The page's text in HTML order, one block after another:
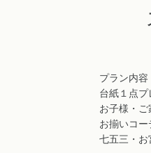
プラン内
台紙１点プ
お子様・ご
お揃いコー
七五三・お